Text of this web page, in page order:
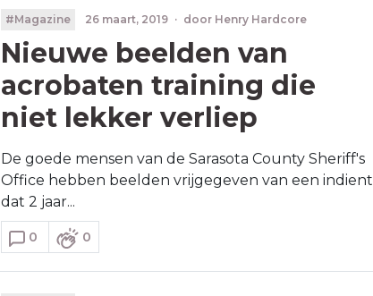
#Magazine 26 maart, 2019 · door Henry Hardcore
Nieuwe beelden van
acrobaten training die
niet lekker verliep
De goede mensen van de Sarasota County Sheriff's
Office hebben beelden vrijgegeven van een indient
dat 2 jaar...
0 0